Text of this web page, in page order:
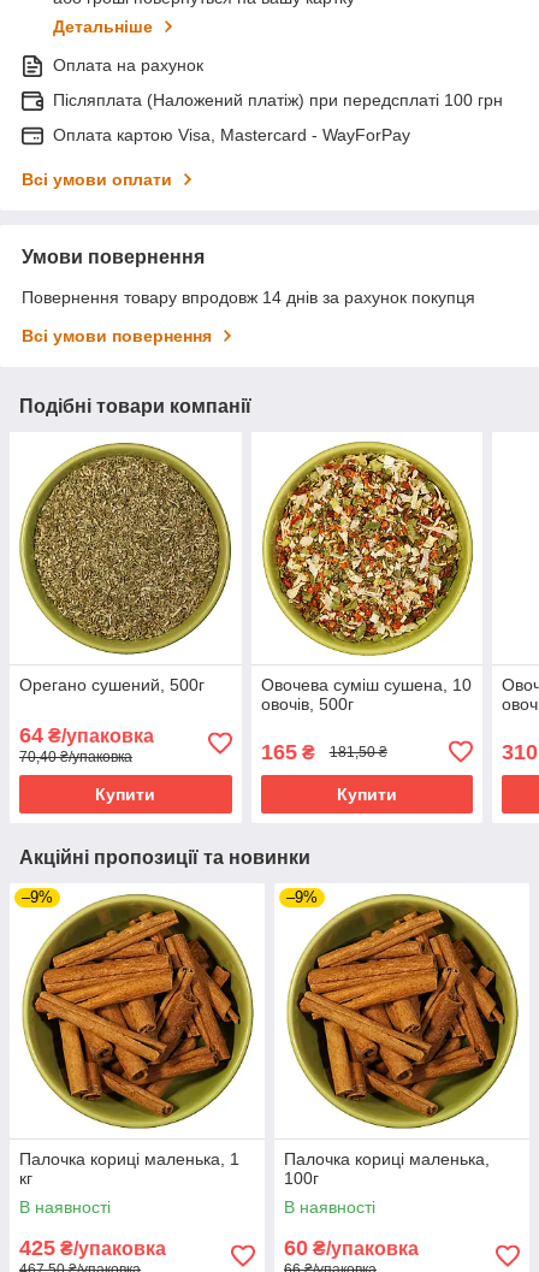
Детальніше
Оплата на рахунок
Післяплата (Наложений платіж) при передсплаті 100 грн
Оплата картою Visa, Mastercard - WayForPay
Всі умови оплати
Умови повернення
Повернення товару впродовж 14 днів за рахунок покупця
Всі умови повернення
Подібні товари компанії
Орегано сушений, 500г
64 ₴/упаковка
70,40 ₴/упаковка
Купити
Овочева суміш сушена, 10
овочів, 500г
165₴ 181,50 ₴
Купити
310
Акційні пропозиції та новинки
–9%
Палочка кориці маленька, 1
кг
В наявності
425 ₴/упаковка
–9%
Палочка кориці маленька,
100г
В наявності
60 ₴/упаковка